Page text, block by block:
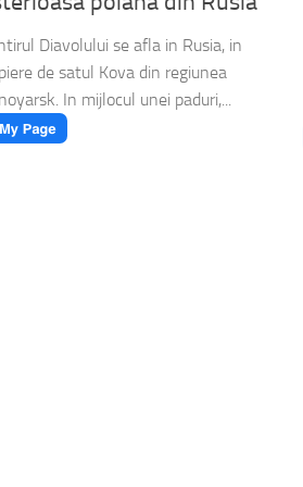
Diavolului se afla in Rusia, in
de satul Kova din regiunea
In mijlocul unei paduri,...